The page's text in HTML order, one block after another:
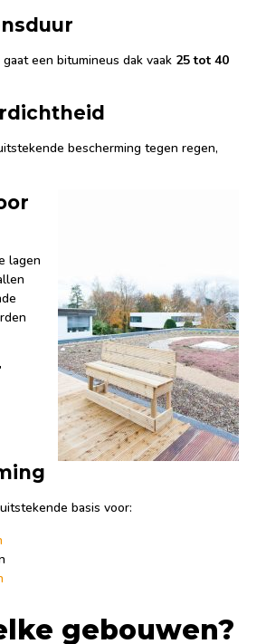
een bitumineus dak vaak 25 tot 40
bescherming tegen regen,
lagen
basis voor:
gebouwen?